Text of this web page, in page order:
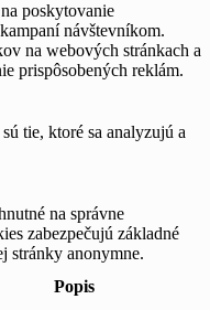
poskytovanie
návštevníkom.
na webových stránkach a
prispôsobených reklám.
tie, ktoré sa analyzujú a
na správne
zabezpečujú základné
stránky anonymne.
Popis